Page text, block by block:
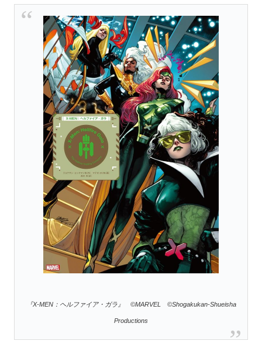
『X-MEN：ヘルファイア・ガラ』 ©MARVEL ©Shogakukan-Shueisha
Productions